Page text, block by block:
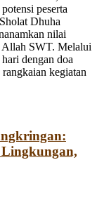
peserta
Dhuha
nilai
Allah SWT. Melalui
dengan doa
kegiatan